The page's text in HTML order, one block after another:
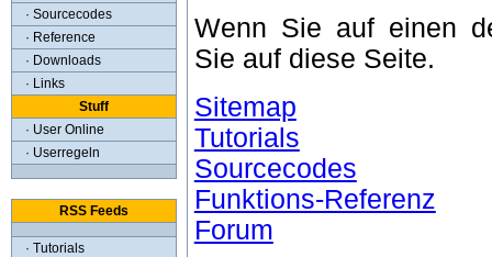
· Sourcecodes
· Reference
· Downloads
· Links
Stuff
· User Online
· Userregeln
RSS Feeds
· Tutorials
Wenn Sie auf einen
Sie auf diese Seite.
Sitemap
Tutorials
Sourcecodes
Funktions-Referenz
Forum